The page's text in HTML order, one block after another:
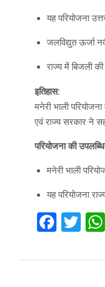
यह परियोजना
जलविद्युत ऊर्जा
राज्य में बिजली
इतिहास:
मनेरी भाली
एवं राज्य सरकार ने
परियोजना की
मनेरी भाली
यह परियोजना
F
ce
T
tt